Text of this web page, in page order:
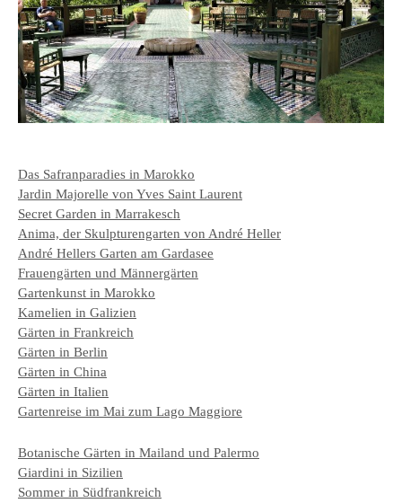
Das Safranparadies in Marokko
Jardin Majorelle von Yves Saint Laurent
Secret Garden in Marrakesch
Anima, der Skulpturengarten von André Heller
André Hellers Garten am Gardasee
Frauengärten und Männergärten
Gartenkunst in Marokko
Kamelien in Galizien
Gärten in Frankreich
Gärten in Berlin
Gärten in China
Gärten in Italien
Gartenreise im Mai zum Lago Maggiore
Botanische Gärten in Mailand und Palermo
Giardini in Sizilien
Sommer in Südfrankreich